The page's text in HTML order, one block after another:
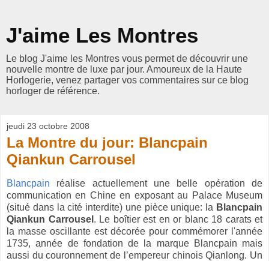
J'aime Les Montres
Le blog J'aime les Montres vous permet de découvrir une
nouvelle montre de luxe par jour. Amoureux de la Haute
Horlogerie, venez partager vos commentaires sur ce blog
horloger de référence.
jeudi 23 octobre 2008
La Montre du jour: Blancpain
Qiankun Carrousel
Blancpain réalise actuellement une belle opération de
communication en Chine en exposant au Palace Museum
(situé dans la cité interdite) une pièce unique: la Blancpain
Qiankun Carrousel . Le boîtier est en or blanc 18 carats et
la masse oscillante est décorée pour commémorer l'année
1735, année de fondation de la marque Blancpain mais
aussi du couronnement de l’empereur chinois Qianlong. Un